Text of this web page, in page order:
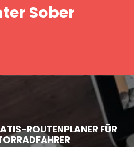
Sober
ROUTENPLANER FÜR